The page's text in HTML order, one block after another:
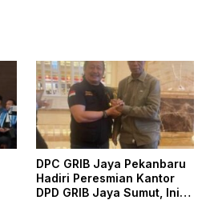
DPC GRIB Jaya Pekanbaru
Hadiri Peresmian Kantor
DPD GRIB Jaya Sumut, Ini